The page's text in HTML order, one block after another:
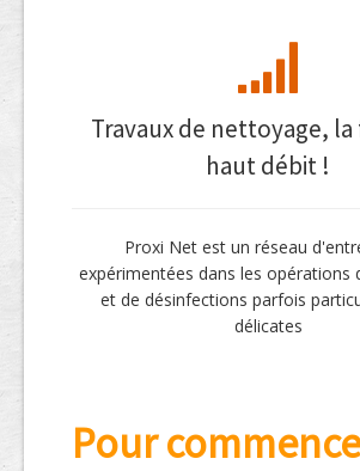
Travaux de nettoyage,
haut débit !
Proxi Net est un réseau
expérimentées dans les opérations
et de désinfections parfois
délicates
Pour